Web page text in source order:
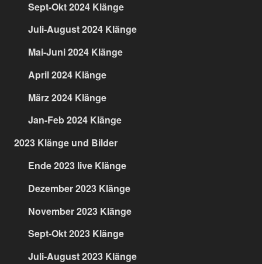
Sept-Okt 2024 Klänge
Juli-August 2024 Klänge
Mai-Juni 2024 Klänge
April 2024 Klänge
März 2024 Klänge
Jan-Feb 2024 Klänge
2023 Klänge und Bilder
Ende 2023 live Klänge
Dezember 2023 Klänge
November 2023 Klänge
Sept-Okt 2023 Klänge
Juli-August 2023 Klänge